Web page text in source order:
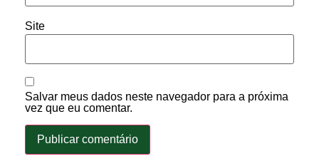
Site
Salvar meus dados neste navegador para a próxima
vez que eu comentar.